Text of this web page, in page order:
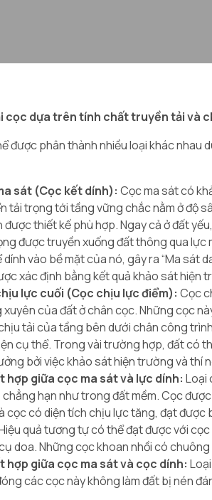
cọc dựa trên tính chất truyền tải và
được phân thành nhiều loại khác nhau
sát (Cọc kết dính): Cọc ma sát có
tải trọng tới tầng vững chắc nằm ở độ
được thiết kế phù hợp. Ngay cả ở đất
được truyền xuống đất thông qua
dính vào bề mặt của nó, gây ra “Ma sát
xác định bằng kết quả khảo sát hiện
lực cuối (Cọc chịu lực điểm): Cọc
xuyên của đất ở chân cọc. Những cọc
tải của tầng bên dưới chân công
cụ thể. Trong vài trường hợp, đất có
bởi việc khảo sát hiện trường và thí
hợp giữa cọc ma sát và lực dính: Loại
hạn như trong đất mềm. Cọc
cọc có diện tích chịu lực tăng, đạt
quả tương tự có thể đạt được với
doa. Những cọc khoan nhồi có
hợp giữa cọc ma sát và cọc dính:
các cọc này không làm đất bị nén